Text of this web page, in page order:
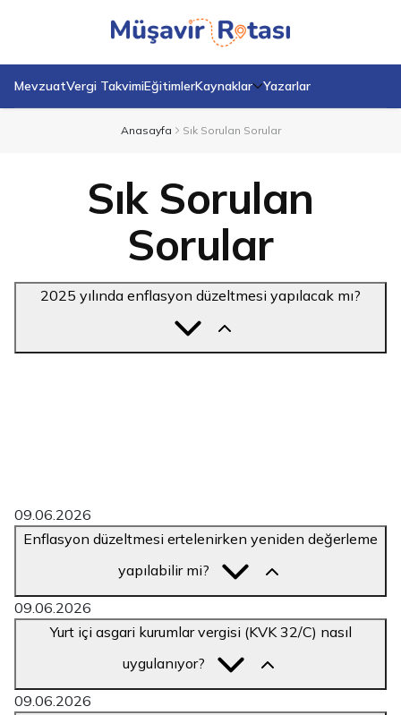
MevzuatVergi TakvimiEğitimlerKaynaklar Yazarlar
Anasayfa Sık Sorulan Sorular
Sık Sorulan
Sorular
2025 yılında enflasyon düzeltmesi yapılacak mı?
09.06.2026
Enflasyon düzeltmesi ertelenirken yeniden değerleme
yapılabilir mi?
09.06.2026
Yurt içi asgari kurumlar vergisi (KVK 32/C) nasıl
uygulanıyor?
09.06.2026